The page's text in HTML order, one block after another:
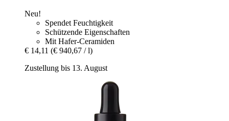
Neu!
Spendet Feuchtigkeit
Schützende Eigenschaften
Mit Hafer-Ceramiden
€ 14,11 (€ 940,67 / l)
Zustellung bis 13. August